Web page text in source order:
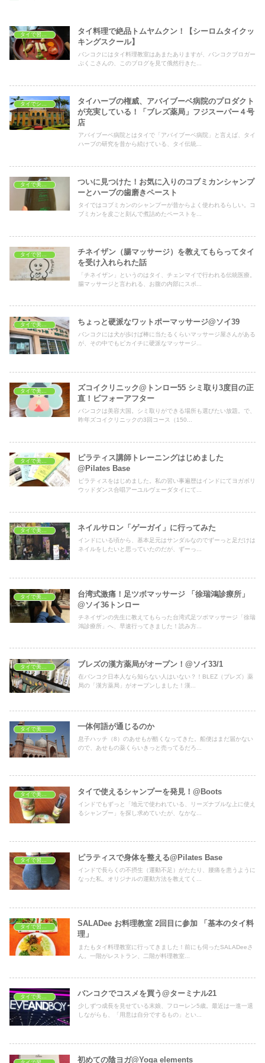
タイ料理で絶品トムヤムクン！【シーロムタイクッ
キングスクール】
バンコクにはタイ料理教室はあまたありますが、バンコクブロガー
ぷくこさんの、このブログを見て俄然行きた...
タイでショッピング
タイハーブの権威、アバイブーベ病院のプロダクト
が充実している！「ブレズ薬局」フジスーパー４号
店
アバイブーベ病院とはタイで「アバイブーベ病院」と言えば、タイ
ハーブの研究を昔から続けている、タイ伝統...
タイで美容・健康
ついに見つけた！お気に入りのコブミカンシャンプ
ーとハーブの歯磨きペースト
タイではコブミカンのシャンプーが昔からよく使われるらしい。コ
ブミカンを皮ごと刻んで煮詰めたペーストを...
タイで習いごと
チネイザン（腸マッサージ）を教えてもらってタイ
を受け入れられた話
「チネイザン」というのはタイ、チェンマイで行われる伝統医療。
腸マッサージと言われる、お腹の内部にスポ...
タイで美容・健康 ちょっと硬派なワットポーマッサージ@ソイ39
バンコクには犬が歩けば棒に当たるくらいマッサージ屋さんがある
が、その中でもピカイチに硬派なマッサージ...
ズコイクリニック@トンロー55 シミ取り3度目の正
直！ビフォーアフター
バンコクは美容大国。シミ取りができる場所も選びたい放題。で、
昨年ズコイクリニックの3回コース（150...
ピラティス講師トレーニングはじめました
@Pilates Base
ピラティスをはじめました。私の習い事遍歴はインドにてヨガボリ
ウッドダンス合唱アーユルヴェーダタイにて...
タイで美容・健康 ネイルサロン「ゲーガイ」に行ってみた
インドにいる頃から、基本足元はサンダルなのでずーっと足だけは
ネイルをしたいと思っていたのだが、ずーっ...
台湾式激痛！足ツボマッサージ 「徐瑞鴻診療所」
@ソイ36トンロー
チネイザンの先生に教えてもらった台湾式足ツボマッサージ「徐瑞
鴻診療所」へ、早速行ってきました！読み方...
ブレズの漢方薬局がオープン！@ソイ33/1
在バンコク日本人なら知らない人はいない？！BLEZ（ブレズ）薬
局の「漢方薬局」がオープンしました！漢...
タイで美容・健康 一体何語が通じるのか
息子ハッチ（8）のあせもが酷くなってきた。船便はまだ届かない
ので、あせもの薬くらいきっと売ってるだろ...
タイで使えるシャンプーを発見！@Boots
インドでもずっと「地元で使われている、リーズナブルな上に使え
るシャンプー」を探し求めていたが、なかな...
タイで習いごと ピラティスで身体を整える@Pilates Base
インドで長らくの不摂生（運動不足）がたたり、腰痛を患うように
なった私。オリジナルの運動方法を教えてく...
SALADee お料理教室 2回目に参加 「基本のタイ料
理」
またもタイ料理教室に行ってきました！前にも伺ったSALADeeさ
ん。一階がレストラン、二階が料理教室...
バンコクでコスメを買う@ターミナル21
少しずつ成長を見せている末娘、フローレン5歳。最近は一進一退
しながらも、「用意は自分でするもの」とい...
初めての陰ヨガ@Yoga elements